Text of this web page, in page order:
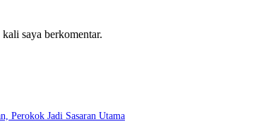
saya berkomentar.
Perokok Jadi Sasaran Utama